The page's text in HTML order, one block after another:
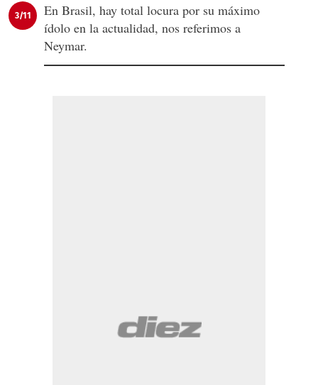
3/11
En Brasil, hay total locura por su máximo
ídolo en la actualidad, nos referimos a
Neymar.